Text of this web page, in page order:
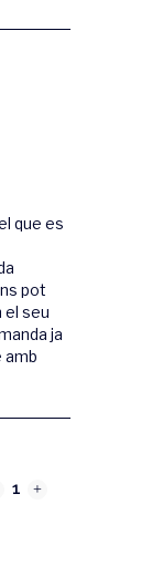
que es
pot
el seu
ja
amb